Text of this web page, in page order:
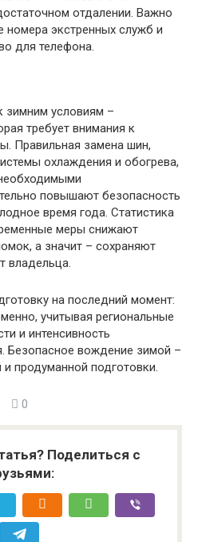
отдалении. Важно
номера экстренных служб и
для телефона.
зимним условиям –
требует внимания к
Правильная замена шин,
охлаждения и обогрева,
повышают безопасность
время года. Статистика
меры снижают
а значит – сохраняют
владельца.
на последний момент:
учитывая региональные
и интенсивность
Безопасное вождение зимой –
и продуманной подготовки.
0
Поделиться с